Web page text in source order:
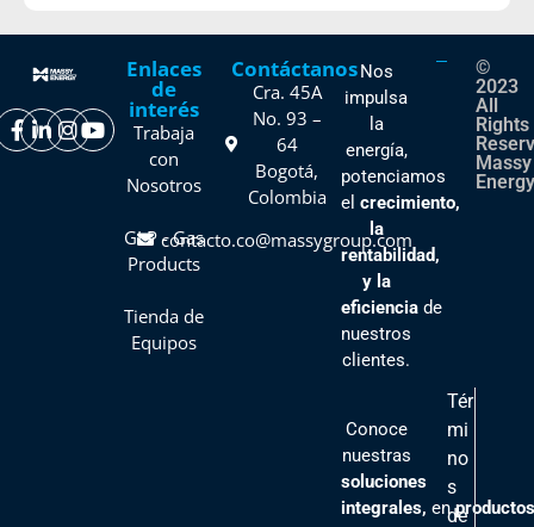
Enlaces
de
interés
Trabaja
con
Nosotros
GLP - Gas
Products
Tienda de
Equipos
Contáctanos
Cra. 45A
No. 93 –
64
Bogotá,
Colombia
contacto.co@massygroup.com
Nos
impulsa
la
energía,
potenciamos
el crecimiento,
la
rentabilidad,
y la
eficienciade
nuestros
clientes.
Conoce
nuestras
soluciones
integrales, enproductos
©
2023
All
Rights
Massy
Tér
mi
no
s
de